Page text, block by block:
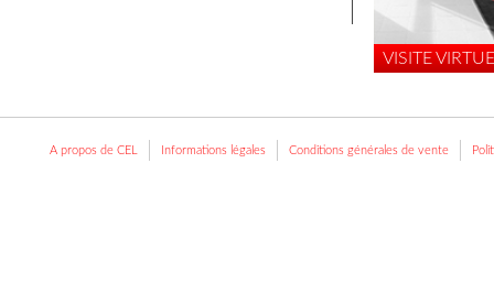
VISITE
A propos de CEL Informations légales Conditions générales de vente